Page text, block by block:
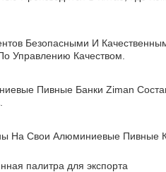
Безопасными И
Управлению Качеством.
Пивные Банки Ziman
На Свои Алюминиевые Пивные
палитра для экспорта